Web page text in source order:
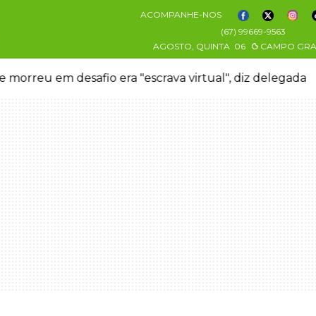
ACOMPANHE-NOS
(67) 99669-9563
AGOSTO, QUINTA 06 CAMPO
morreu em desafio era "escrava virtual", diz delegada